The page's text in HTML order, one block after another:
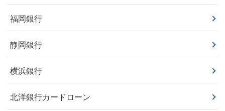
福岡銀行
静岡銀行
横浜銀行
北洋銀行カードローン